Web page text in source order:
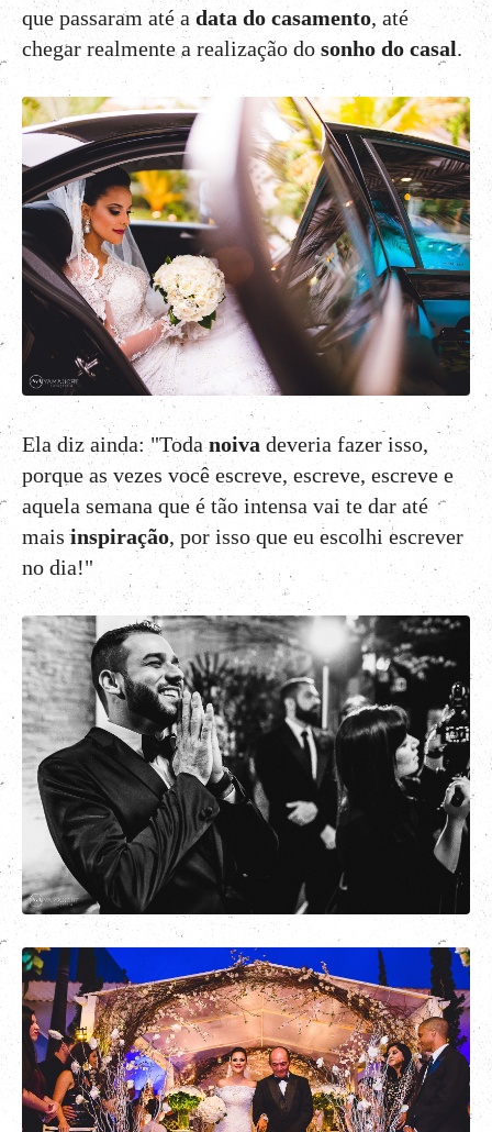
que passaram até a data do casamento, até
chegar realmente a realização do sonho do casal.
Ela diz ainda: "Todanoiva deveria fazer isso,
porque as vezes você escreve, escreve, escreve e
aquela semana que é tão intensa vai te dar até
maisinspiração, por isso que eu escolhi escrever
no dia!"